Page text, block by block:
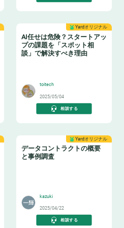
Yardオリジナル
AI任せは危険？スタートアッ
プの課題を「スポット相
談」で解決すべき理由
toitech
2025/05/04
相談する
Yardオリジナル
データコントラクトの概要
と事例調査
kazuki
2025/04/22
相談する